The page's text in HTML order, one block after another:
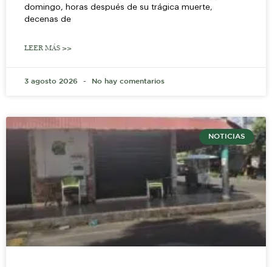
domingo, horas después de su trágica muerte,
decenas de
LEER MÁS >>
3 agosto 2026 No hay comentarios
NOTICIAS